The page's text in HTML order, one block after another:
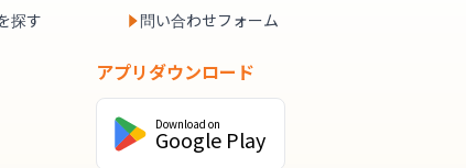
探す 問い合わせフォーム
アプリダウンロード
Download on
Google Play